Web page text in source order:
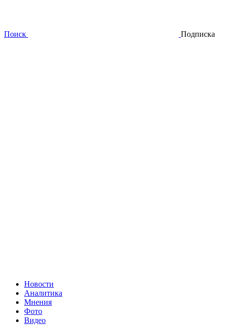
Поиск Подписка
Новости
Аналитика
Мнения
Фото
Видео